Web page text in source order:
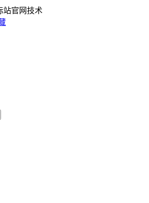
站官网技术